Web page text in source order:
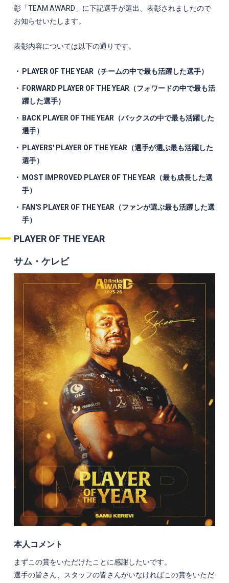
彰「TEAM AWARD」に下記選手が選出、表彰されましたので
お知らせいたします。
表彰内容については以下の通りです。
PLAYER OF THE YEAR（チームの中で最も活躍した選手）
FORWARD PLAYER OF THE YEAR（フォワードの中で最も活
躍した選手）
BACK PLAYER OF THE YEAR（バックスの中で最も活躍した
選手）
PLAYERS' PLAYER OF THE YEAR（選手が選ぶ最も活躍した
選手）
MOST IMPROVED PLAYER OF THE YEAR（最も成長した選
手）
FAN'S PLAYER OF THE YEAR（ファンが選ぶ最も活躍した選
手）
PLAYER OF THE YEAR
サム・ケレビ
本人コメント
まずこの賞をいただけたことに感謝したいです。
選手の皆さん、スタッフの皆さんがいなければこの賞をいただ